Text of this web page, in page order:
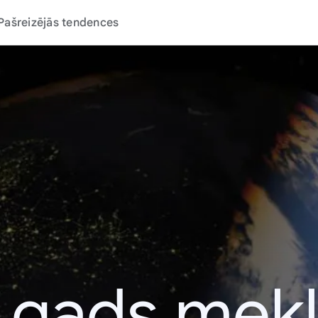
tendences